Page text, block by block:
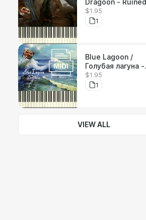
Dragoon - Ruined
Seles - ноты PDF
$1.95
1
Blue Lagoon /
Голубая лагуна -
MIDI
$1.95
1
VIEW ALL